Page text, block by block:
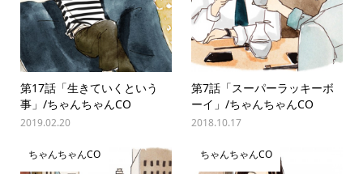
第17話「生きていくという
事」/ちゃんちゃんCO
2019.02.20
第7話「スーパーラッキーボ
ーイ」/ちゃんちゃんCO
2018.10.17
ちゃんちゃんCO ちゃんちゃんCO